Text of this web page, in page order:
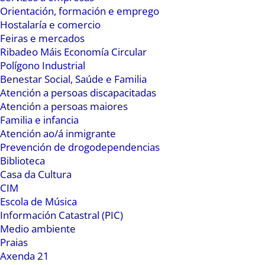
Orientación, formación e emprego
Hostalaría e comercio
Feiras e mercados
Ribadeo Máis Economía Circular
Polígono Industrial
Benestar Social, Saúde e Familia
Atención a persoas discapacitadas
Atención a persoas maiores
Familia e infancia
Atención ao/á inmigrante
Prevención de drogodependencias
Biblioteca
Casa da Cultura
CIM
Escola de Música
Información Catastral (PIC)
Medio ambiente
Praias
Axenda 21
facer a sua difusión. O noso obxectivo vai ser en
primeiro lugar utilizar esta plataforma para que
seña de fácil acceso para todas as mulleres e a
cidadanía en xeral e despois temos outro reto: a
partir do mes de setembro tratar de fomentar a
alfabetización dixital das mulleres do noso
concello e tamén de toda a cidadania, para que
podan acceder a ela. É dicir, que sexa unha
ferramenta útil e áxil e ao mesmo tempo que
nós sexamos capaces de formar ás mulleres
Os promotores do blogue foron a directora do
CIM, Luisa González, e Suso López. Éste explicou
que “contará con varios apartados: noticias e